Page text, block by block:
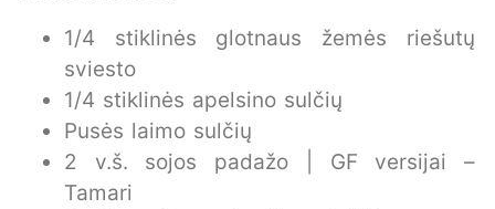
1/4 stiklinės glotnaus žemės riešutų
sviesto
1/4 stiklinės apelsino sulčių
Pusės laimo sulčių
2 v.š. sojos padažo | GF versijai –
Tamari